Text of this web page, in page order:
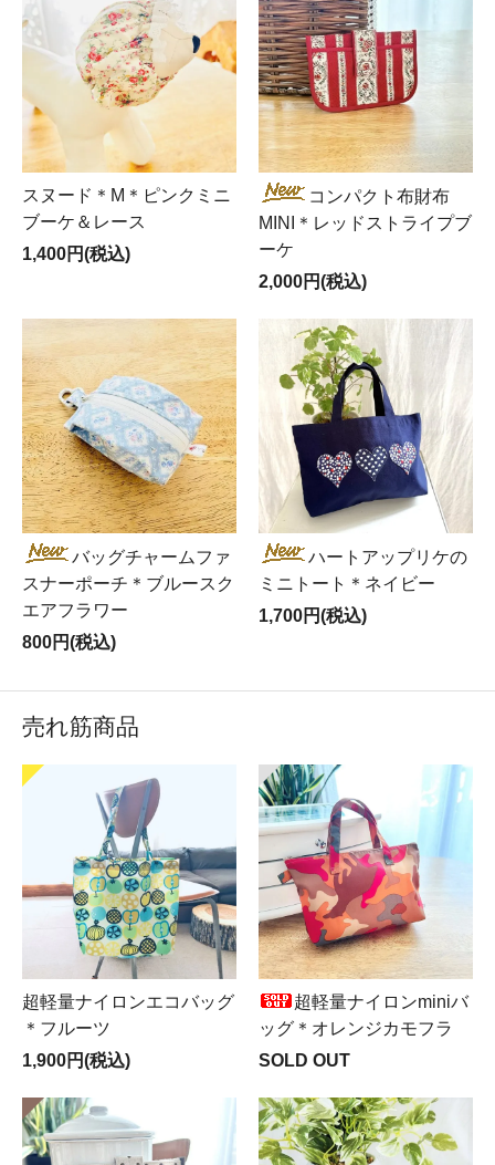
スヌード＊M＊ピンクミニ
ブーケ＆レース
1,400円(税込)
コンパクト布財布
MINI＊レッドストライプブ
ーケ
2,000円(税込)
バッグチャームファ
スナーポーチ＊ブルースク
エアフラワー
800円(税込)
ハートアップリケの
ミニトート＊ネイビー
1,700円(税込)
売れ筋商品
超軽量ナイロンエコバッグ
＊フルーツ
1,900円(税込)
超軽量ナイロンminiバ
ッグ＊オレンジカモフラ
SOLD OUT